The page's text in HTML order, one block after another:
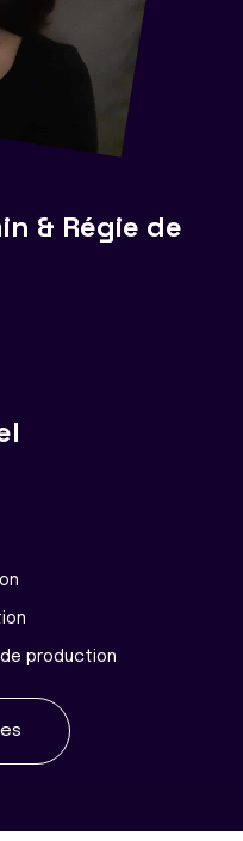
& Régie de
production